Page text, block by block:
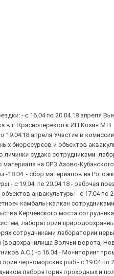
- с 16.04 по 20.04.18 апреля
в г. Красноперекоп к ИП Козин
19.04.18 апреля Участие в
биоресурсов и объектов
личинки судака сотрудниками
материала на ОРЗ Азово-
-18.04. - сбор материалов на
- с 19.04. по 20.04.18 - рабочая
аквакультуры - с 17.04 по
камбалы-калкан
Керченского моста
лаборатории
сотрудниками лаборатории
(водохранилища Волчьи ворота,
А.С.) -с 16.04 - Мониторинг
черноморских рыб - с 19.04 по
лаборатория проходных и